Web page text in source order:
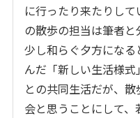
に行ったり来たりし
の散歩の担当は筆者
少し和らぐ夕方にな
んだ「新しい生活様
との共同生活だが、
会と思うことにして